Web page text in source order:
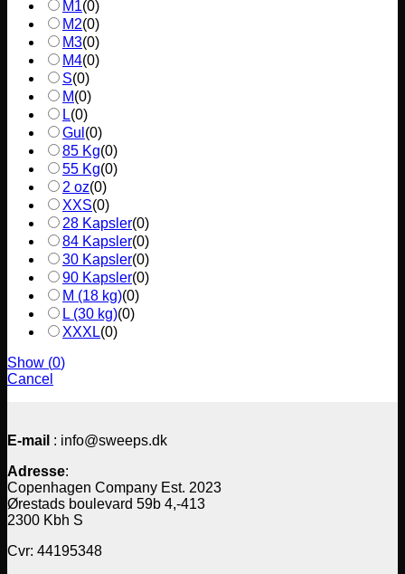
M1(0)
M2(0)
M3(0)
M4(0)
S(0)
M(0)
L(0)
Gul (0)
85 Kg(0)
55 Kg(0)
2 oz(0)
XXS(0)
28 Kapsler(0)
84 Kapsler(0)
30 Kapsler(0)
90 Kapsler(0)
M (18 kg)(0)
L (30 kg)(0)
XXXL(0)
Show (0)
Cancel
E-mail : info@sweeps.dk
Adresse:
Copenhagen Company Est. 2023
Ørestads boulevard 59b 4,-413
2300 Kbh S
Cvr: 44195348